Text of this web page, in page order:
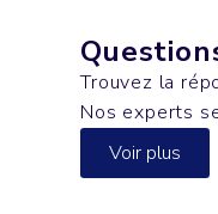
Trouvez la
Nos experts
Voir plus